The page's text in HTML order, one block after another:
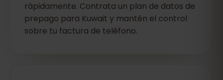
rápidamente. Contrata un plan de datos de
prepago para Kuwait y mantén el control
sobre tu factura de teléfono.